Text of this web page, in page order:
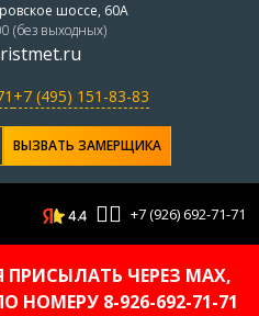
шоссе, 60А
(без выходных)
+7 (495) 151-83-83
ВЫЗВАТЬ ЗАМЕРЩИКА
+7 (926) 692-71-71
ЧЕРЕЗ MAX,
НОМЕРУ 8-926-692-71-71